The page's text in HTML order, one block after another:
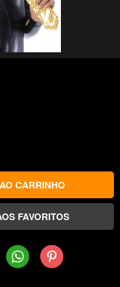
WhatsAppPinterest